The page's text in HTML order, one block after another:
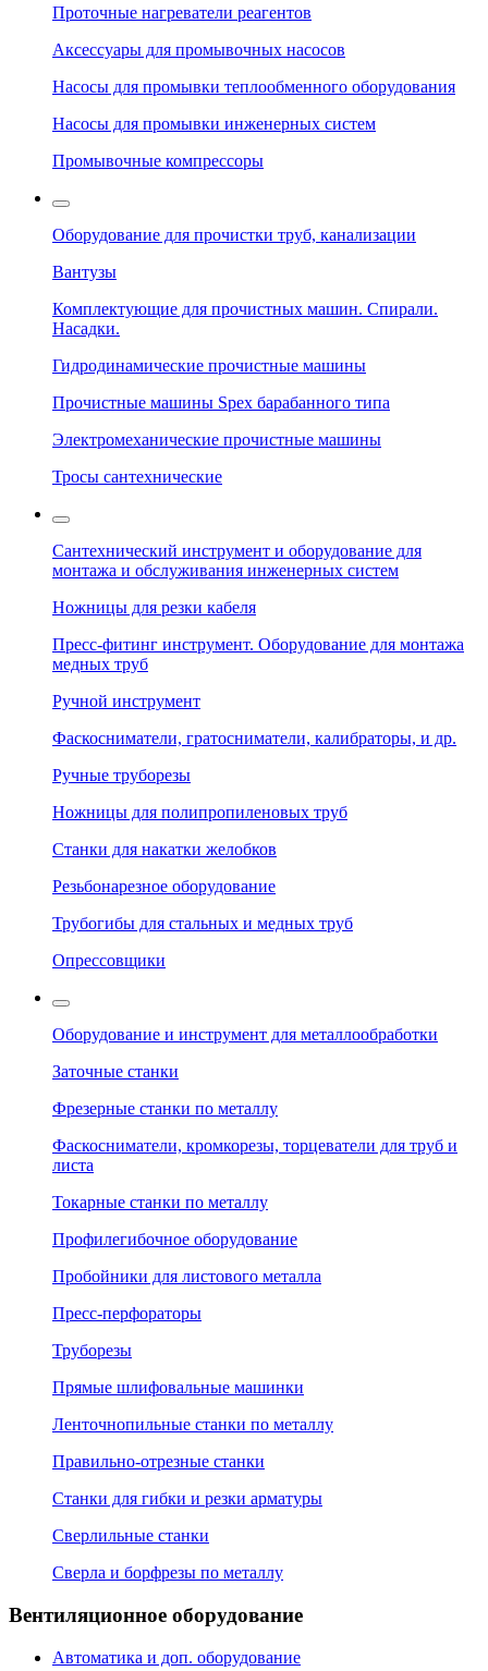
Проточные нагреватели реагентов
Аксессуары для промывочных насосов
Насосы для промывки теплообменного оборудования
Насосы для промывки инженерных систем
Промывочные компрессоры
Оборудование для прочистки труб, канализации
Вантузы
Комплектующие для прочистных машин. Спирали.
Насадки.
Гидродинамические прочистные машины
Прочистные машины Spex барабанного типа
Электромеханические прочистные машины
Тросы сантехнические
Сантехнический инструмент и оборудование для
монтажа и обслуживания инженерных систем
Ножницы для резки кабеля
Пресс-фитинг инструмент. Оборудование для монтажа
медных труб
Ручной инструмент
Фаскосниматели, гратосниматели, калибраторы, и др.
Ручные труборезы
Ножницы для полипропиленовых труб
Станки для накатки желобков
Резьбонарезное оборудование
Трубогибы для стальных и медных труб
Опрессовщики
Оборудование и инструмент для металлообработки
Заточные станки
Фрезерные станки по металлу
Фаскосниматели, кромкорезы, торцеватели для труб и
листа
Токарные станки по металлу
Профилегибочное оборудование
Пробойники для листового металла
Пресс-перфораторы
Труборезы
Прямые шлифовальные машинки
Ленточнопильные станки по металлу
Правильно-отрезные станки
Станки для гибки и резки арматуры
Сверлильные станки
Сверла и борфрезы по металлу
Вентиляционное оборудование
Автоматика и доп. оборудование